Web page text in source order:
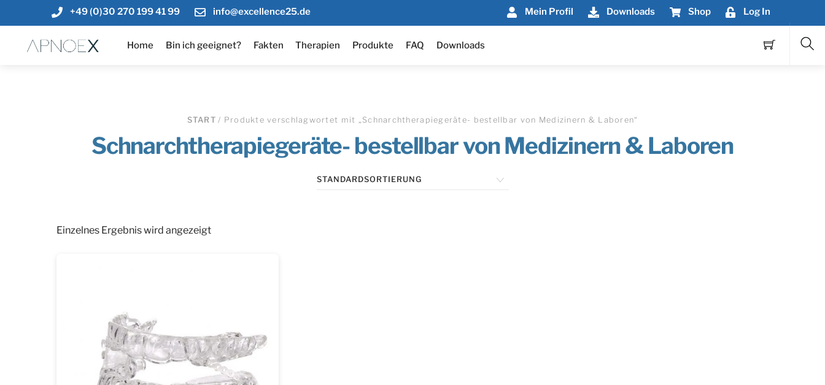
to
content
+49 (0)30 270 199 41 99 info@excellence25.de Mein Profil Downloads Shop Log In
Home Bin ich geeignet? Fakten Therapien Produkte FAQ Downloads
START/ Produkte verschlagwortet mit „Schnarchtherapiegeräte- bestellbar von Medizinern & Laboren“
Schnarchtherapiegeräte- bestellbar von Medizinern & Laboren
Einzelnes Ergebnis wird angezeigt